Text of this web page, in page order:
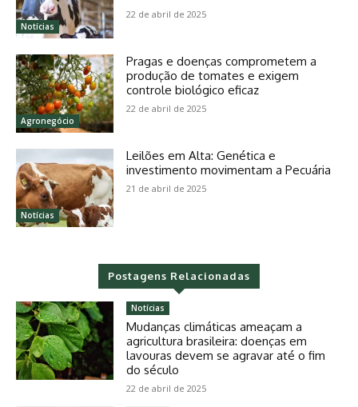
Notícias
22 de abril de 2025
Agronegócio
Pragas e doenças comprometem a
produção de tomates e exigem
controle biológico eficaz
22 de abril de 2025
Notícias
Leilões em Alta: Genética e
investimento movimentam a Pecuária
21 de abril de 2025
Postagens Relacionadas
Notícias
Mudanças climáticas ameaçam a
agricultura brasileira: doenças em
lavouras devem se agravar até o fim
do século
22 de abril de 2025